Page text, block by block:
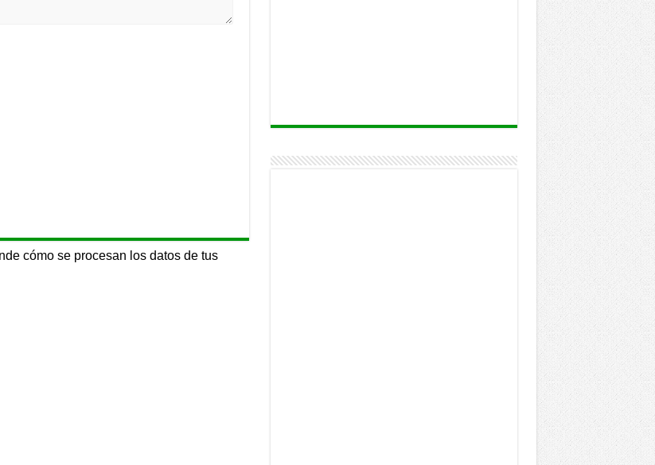
cómo se procesan los datos de tus